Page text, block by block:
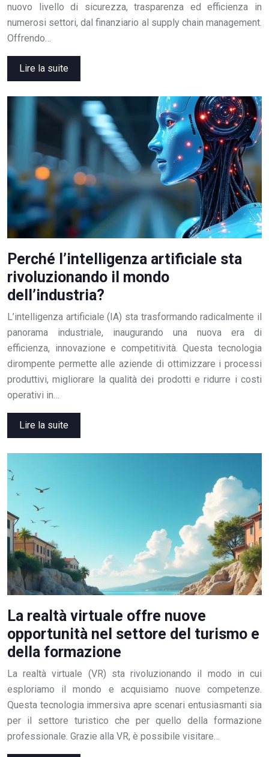
nuovo livello di sicurezza, trasparenza ed efficienza in
numerosi settori, dal finanziario al supply chain management.
Offrendo…
Lire la suite
Perché l’intelligenza artificiale sta
rivoluzionando il mondo
dell’industria?
L’intelligenza artificiale (IA) sta trasformando radicalmente il
panorama industriale, inaugurando una nuova era di
efficienza, innovazione e competitività. Questa tecnologia
dirompente permette alle aziende di ottimizzare i processi
produttivi, migliorare la qualità dei prodotti e ridurre i costi
operativi in…
Lire la suite
La realtà virtuale offre nuove
opportunità nel settore del turismo e
della formazione
La realtà virtuale (VR) sta rivoluzionando il modo in cui
esploriamo il mondo e acquisiamo nuove competenze.
Questa tecnologia immersiva apre scenari entusiasmanti sia
per il settore turistico che per quello della formazione
professionale. Grazie alla VR, è possibile visitare…